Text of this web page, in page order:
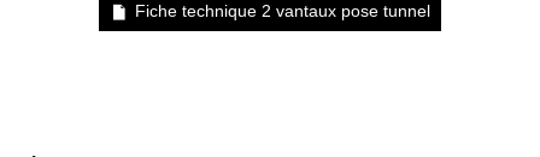
Fiche technique 2 vantaux pose tunnel